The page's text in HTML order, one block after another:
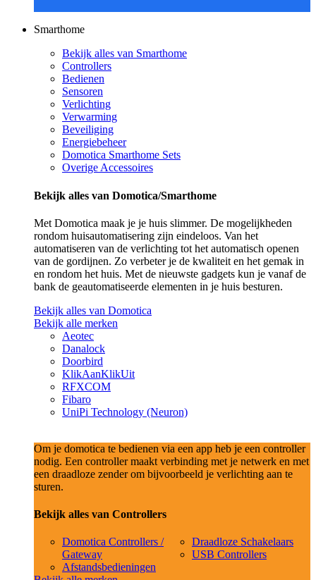
Smarthome
Bekijk alles van Smarthome
Controllers
Bedienen
Sensoren
Verlichting
Verwarming
Beveiliging
Energiebeheer
Domotica Smarthome Sets
Overige Accessoires
Bekijk alles van Domotica/Smarthome
Met Domotica maak je je huis slimmer. De mogelijkheden
rondom huisautomatisering zijn eindeloos. Van het
automatiseren van de verlichting tot het automatisch openen
van de gordijnen. Zo verbeter je de kwaliteit en het gemak in
en rondom het huis. Met de nieuwste gadgets kun je vanaf de
bank de geautomatiseerde elementen in je huis besturen.
Bekijk alles van Domotica
Bekijk alle merken
Aeotec
Danalock
Doorbird
KlikAanKlikUit
RFXCOM
Fibaro
UniPi Technology (Neuron)
Om je domotica te bedienen via een app heb je een controller
nodig. Een controller maakt verbinding met je netwerk en met
een draadloze zender om bijvoorbeeld je verlichting aan te
sturen.
Bekijk alles van Controllers
Domotica Controllers /
Gateway
Afstandsbedieningen
Draadloze Schakelaars
USB Controllers